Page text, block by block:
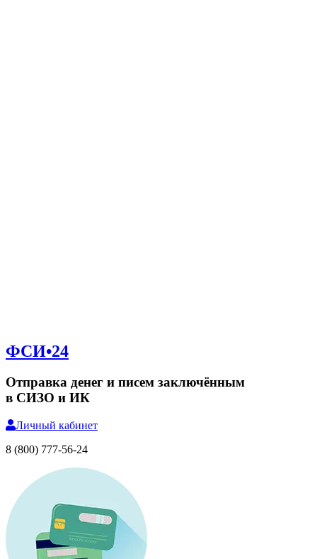
ФСИ•24
Отправка денег и писем заключённым
в СИЗО и ИК
Личный кабинет
8 (800) 777-56-24